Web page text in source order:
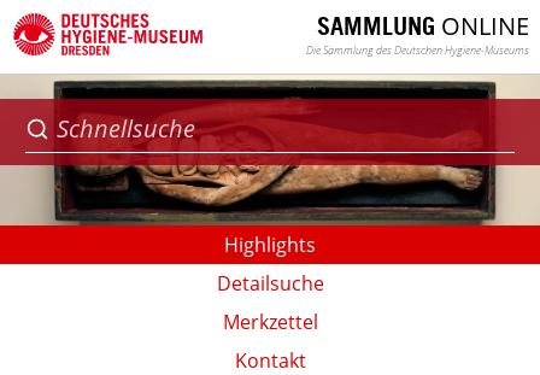
SAMMLUNG ONLINE
Die Sammlung des Deutschen Hygiene-Museums
Highlights
Detailsuche
Merkzettel
Kontakt